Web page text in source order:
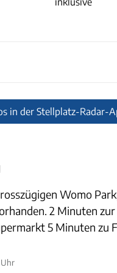
in der Stellplatz-Radar-
Womo
2 Minuten
5 Minuten zu